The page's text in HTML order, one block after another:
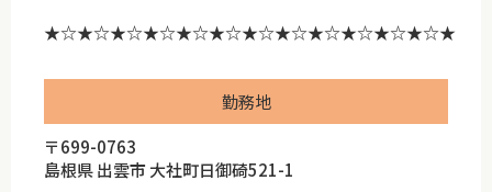
★☆★☆★☆★☆★☆★☆★☆★☆★☆★☆★☆★☆★
勤務地
〒699-0763
島根県 出雲市 大社町日御碕521-1